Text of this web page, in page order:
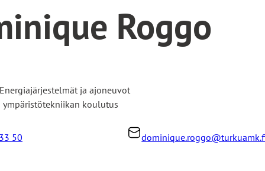
Roggo
Energiajärjestelmät ja ajoneuvot
ympäristötekniikan koulutus
50